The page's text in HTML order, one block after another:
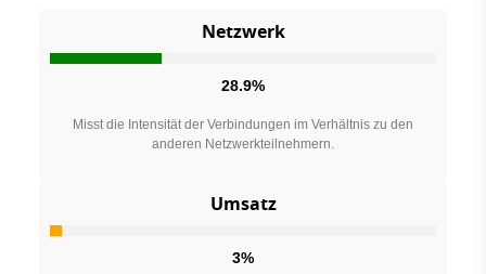
Netzwerk
28.9%
Misst die Intensität der Verbindungen im Verhältnis zu den
anderen Netzwerkteilnehmern.
Umsatz
3%